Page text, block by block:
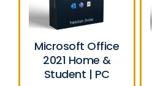
Microsoft Office
2021 Home &
Student | PC